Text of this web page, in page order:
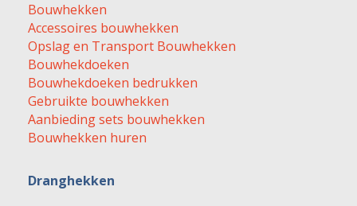
Bouwhekken
Accessoires bouwhekken
Opslag en Transport Bouwhekken
Bouwhekdoeken
Bouwhekdoeken bedrukken
Gebruikte bouwhekken
Aanbieding sets bouwhekken
Bouwhekken huren
Dranghekken